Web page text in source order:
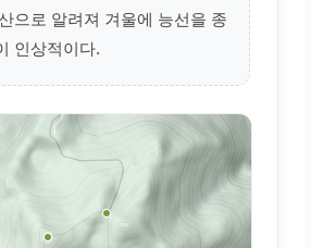
으로 알려져 겨울에 능선을 종
인상적이다.